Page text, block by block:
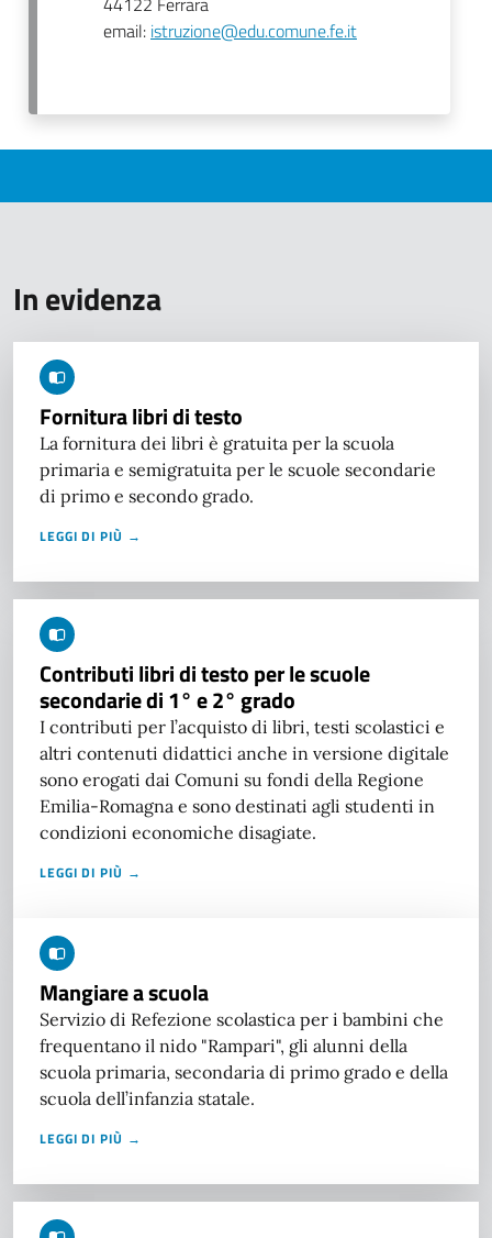
email: istruzione@edu.comune.fe.it
In evidenza
Fornitura libri di testo
La fornitura dei libri è gratuita per la scuola
primaria e semigratuita per le scuole secondarie
di primo e secondo grado.
LEGGI DI PIÙ →
Contributi libri di testo per le scuole
secondarie di 1° e 2° grado
I contributi per l’acquisto di libri, testi scolastici e
altri contenuti didattici anche in versione digitale
sono erogati dai Comuni su fondi della Regione
Emilia-Romagna e sono destinati agli studenti in
condizioni economiche disagiate.
LEGGI DI PIÙ →
Mangiare a scuola
Servizio di Refezione scolastica per i bambini che
frequentano il nido "Rampari", gli alunni della
scuola primaria, secondaria di primo grado e della
scuola dell’infanzia statale.
LEGGI DI PIÙ →